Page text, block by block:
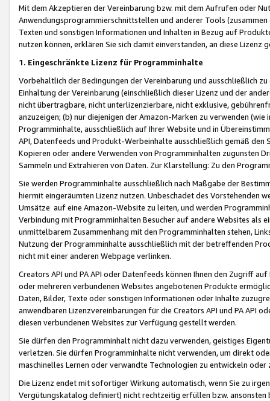
Mit dem Akzeptieren der Vereinbarung bzw. mit dem Aufrufen oder
Anwendungsprogrammierschnittstellen und anderer Tools (zusammen
Texten und sonstigen Informationen und Inhalten in Bezug auf
nutzen können, erklären Sie sich damit einverstanden, an diese Lizenz
1. Eingeschränkte Lizenz für Programminhalte
Vorbehaltlich der Bedingungen der Vereinbarung und ausschließlich
Einhaltung der Vereinbarung (einschließlich dieser Lizenz und der
nicht übertragbare, nicht unterlizenzierbare, nicht exklusive,
anzuzeigen; (b) nur diejenigen der Amazon-Marken zu verwenden
Programminhalte, ausschließlich auf Ihrer Website und in
API, Datenfeeds und Produkt-Werbeinhalte ausschließlich gemäß
Kopieren oder andere Verwenden von Programminhalten zugunsten
Sammeln und Extrahieren von Daten. Zur Klarstellung: Zu den
Sie werden Programminhalte ausschließlich nach Maßgabe der
hiermit eingeräumten Lizenz nutzen. Unbeschadet des Vorstehenden
Umsätze auf eine Amazon-Website zu leiten, und werden
Verbindung mit Programminhalten Besucher auf andere Websites als
unmittelbarem Zusammenhang mit den Programminhalten stehen,
Nutzung der Programminhalte ausschließlich mit der betreffenden
nicht mit einer anderen Webpage verlinken.
Creators API und PA API oder Datenfeeds können Ihnen den Zugriff
oder mehreren verbundenen Websites angebotenen Produkte
Daten, Bilder, Texte oder sonstigen Informationen oder Inhalte
anwendbaren Lizenzvereinbarungen für die Creators API und PA API
diesen verbundenen Websites zur Verfügung gestellt werden.
Sie dürfen den Programminhalt nicht dazu verwenden, geistiges
verletzen. Sie dürfen Programminhalte nicht verwenden, um direkt
maschinelles Lernen oder verwandte Technologien zu entwickeln
Die Lizenz endet mit sofortiger Wirkung automatisch, wenn Sie zu
Vergütungskatalog definiert) nicht rechtzeitig erfüllen bzw. ansonsten